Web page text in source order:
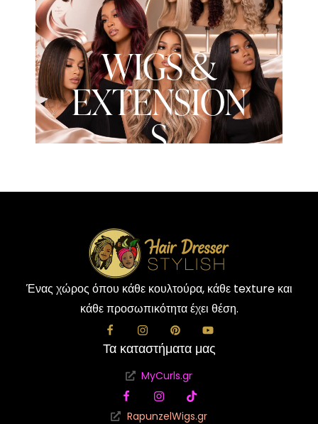
WIGS &
EXTENSION
S
Ένας χώρος όπου κάθε κουλτούρα, κάθε texture και
κάθε προσωπικότητα έχει θέση.
Τα καταστήματα μας
MyCurls.gr
RapunzelWigs.gr